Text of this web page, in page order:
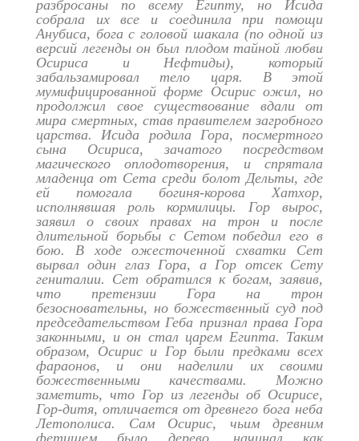
разбросаны по всему Египту, но Исида
собрала их все и соединила при помощи
Анубиса, бога с головой шакала (по одной из
версий легенды он был плодом тайной любви
Осириса и Нефтиды), который
забальзамировал тело царя. В этой
мумифицированной форме Осирис ожил, но
продолжил свое существование вдали от
мира смертных, став правителем загробного
царства. Исида родила Гора, посмертного
сына Осириса, зачатого посредством
магического оплодотворения, и спрятала
младенца от Сета среди болот Дельты, где
ей помогала богиня-корова Хатхор,
исполнявшая роль кормилицы. Гор вырос,
заявил о своих правах на трон и после
длительной борьбы с Сетом победил его в
бою. В ходе ожесточенной схватки Сет
вырвал один глаз Гора, а Гор отсек Сету
гениталии. Сет обратился к богам, заявив,
что претензии Гора на трон
безосновательны, но божественный суд под
председательством Геба признал права Гора
законными, и он стал царем Египта. Таким
образом, Осирис и Гор были предками всех
фараонов, и они наделили их своими
божественными качествами. Можно
заметить, что Гор из легенды об Осирисе,
Гор-дитя, отличается от древнего бога неба
Летополиса. Сам Осирис, чьим древним
фетишем было дерево, начинал как